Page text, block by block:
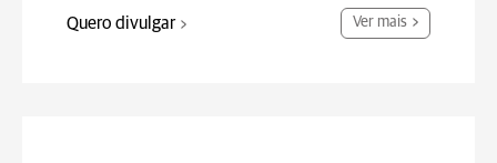
Quero divulgar Ver mais